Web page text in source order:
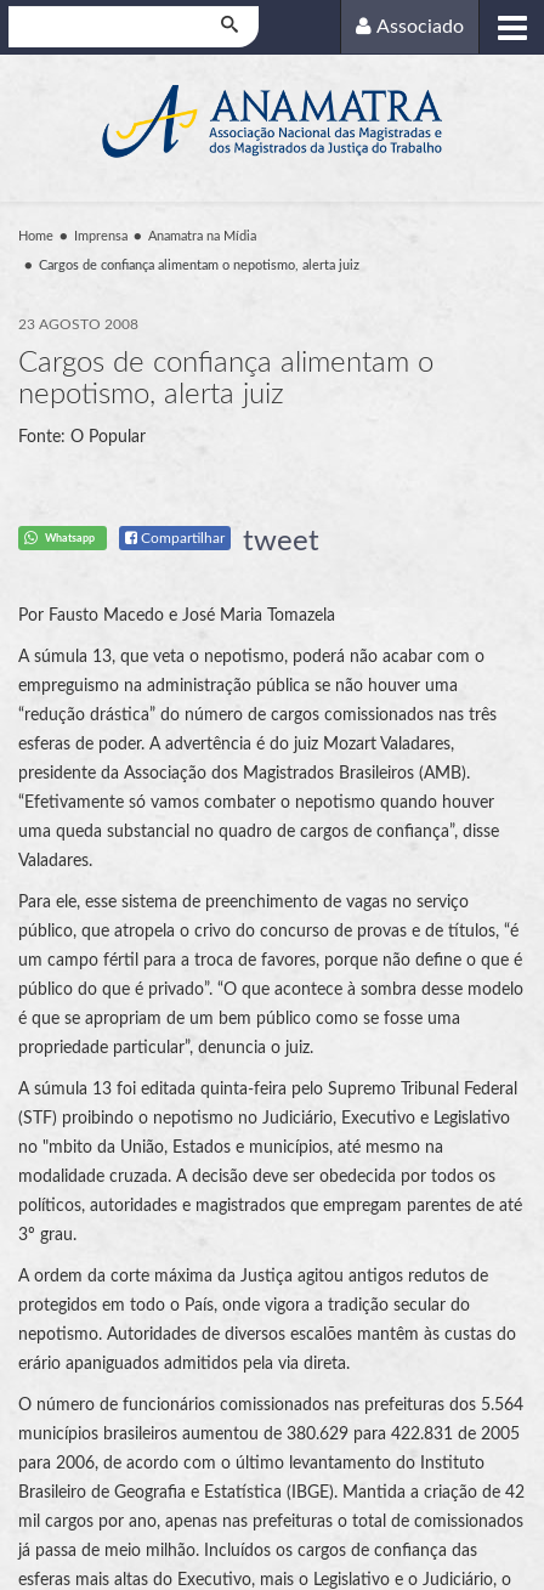
Associado
Home Imprensa Anamatra na Mídia
Cargos de confiança alimentam o nepotismo, alerta juiz
23 AGOSTO 2008
Cargos de confiança alimentam o
nepotismo, alerta juiz
Fonte: O Popular
Whatsapp Compartilhar tweet
Por Fausto Macedo e José Maria Tomazela
A súmula 13, que veta o nepotismo, poderá não acabar com o
empreguismo na administração pública se não houver uma
“redução drástica” do número de cargos comissionados nas três
esferas de poder. A advertência é do juiz Mozart Valadares,
presidente da Associação dos Magistrados Brasileiros (AMB).
“Efetivamente só vamos combater o nepotismo quando houver
uma queda substancial no quadro de cargos de confiança”, disse
Valadares.
Para ele, esse sistema de preenchimento de vagas no serviço
público, que atropela o crivo do concurso de provas e de títulos, “é
um campo fértil para a troca de favores, porque não define o que é
público do que é privado”. “O que acontece à sombra desse modelo
é que se apropriam de um bem público como se fosse uma
propriedade particular”, denuncia o juiz.
A súmula 13 foi editada quinta-feira pelo Supremo Tribunal Federal
(STF) proibindo o nepotismo no Judiciário, Executivo e Legislativo
no "mbito da União, Estados e municípios, até mesmo na
modalidade cruzada. A decisão deve ser obedecida por todos os
políticos, autoridades e magistrados que empregam parentes de até
3º grau.
A ordem da corte máxima da Justiça agitou antigos redutos de
protegidos em todo o País, onde vigora a tradição secular do
nepotismo. Autoridades de diversos escalões mantêm às custas do
erário apaniguados admitidos pela via direta.
O número de funcionários comissionados nas prefeituras dos 5.564
municípios brasileiros aumentou de 380.629 para 422.831 de 2005
para 2006, de acordo com o último levantamento do Instituto
Brasileiro de Geografia e Estatística (IBGE). Mantida a criação de 42
mil cargos por ano, apenas nas prefeituras o total de comissionados
já passa de meio milhão. Incluídos os cargos de confiança das
esferas mais altas do Executivo, mais o Legislativo e o Judiciário, o